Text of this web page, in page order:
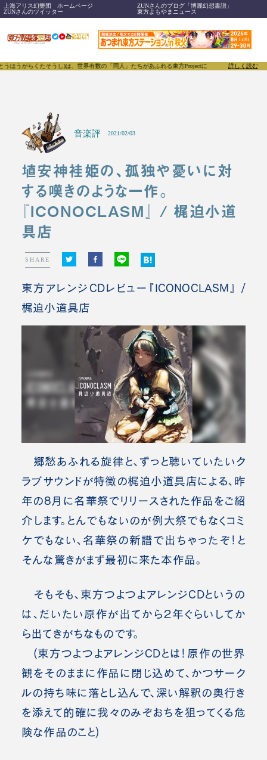
上海アリス幻樂団 ホームページ
ZUNさんのブログ「博麗幻想書譜」
ZUNさんのツイッター
東方よもやまニュース
そうし)は、世界有数の「同人」たちがあふれる東方Projectについて発信するメディアです。原
詳しく読む
音楽評 2021/02/03
埴安神袿姫の、孤独や憂いに対
する嘆きのような一作。
『ICONOCLASM』 / 梶迫小道
具店
SHARE
東方アレンジCDレビュー『ICONOCLASM』 /
梶迫小道具店
郷愁あふれる旋律と、ずっと聴いていたいク
ラブサウンドが特徴の梶迫小道具店による、昨
年の8月に名華祭でリリースされた作品をご紹
介します。とんでもないのが例大祭でもなくコミ
ケでもない、名華祭の新譜で出ちゃったぞ！と
そんな驚きがまず最初に来た本作品。
そもそも、東方つよつよアレンジCDというの
は、だいたい原作が出てから２年ぐらいしてか
ら出てきがちなものです。
(東方つよつよアレンジCDとは！原作の世界
観をそのままに作品に閉じ込めて、かつサーク
ルの持ち味に落とし込んで、深い解釈の奥行き
を添えて的確に我々のみぞおちを狙ってくる危
険な作品のこと)